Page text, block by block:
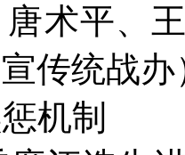
唐术平、
传统战办
机制